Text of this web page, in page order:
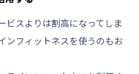
ビスよりは割高になってしま
ンフィットネスを使うのもお